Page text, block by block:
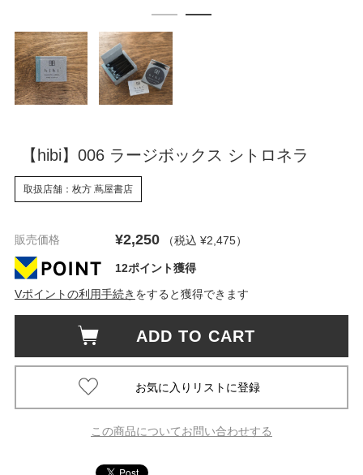
【hibi】006 ラージボックス シトロネラ
取扱店舗：枚方 蔦屋書店
販売価格 ¥2,250 （税込 ¥2,475）
12ポイント獲得
Vポイントの利用手続き をすると獲得できます
ADD TO CART
この商品についてお問い合わせする